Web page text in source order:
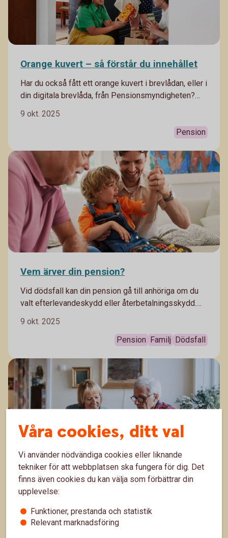
Orange kuvert – så förstår du innehållet
Har du också fått ett orange kuvert i brevlådan, eller i
din digitala brevlåda, från Pensions­myndigheten?
Du är inte ensam, många upplever att pension är
svårt att förstå. Därför går vi igenom innehållet, punkt
9 okt. 2025
Pension
Vem ärver din pension?
Vid dödsfall kan din pension gå till anhöriga om du
valt efterlevandeskydd eller återbetalningsskydd.
Anpassa skyddet efter din livssituation – vi guidar
9 okt. 2025
Pension Familj Dödsfall
Så väljer du mer hållbart för din pension
från jobbet
Visste du att du kan göra aktiva val för din
tjänstepension genom olika fondval? Och visste du
Våra cookies, ditt val
Vi använder nödvändiga cookies eller liknande
tekniker för att webbplatsen ska fungera för dig. Det
finns även cookies du kan välja som förbättrar din
upplevelse:
Funktioner, prestanda och statistik
Relevant marknadsföring